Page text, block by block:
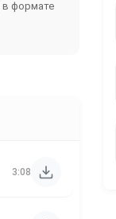
в формате
3:08